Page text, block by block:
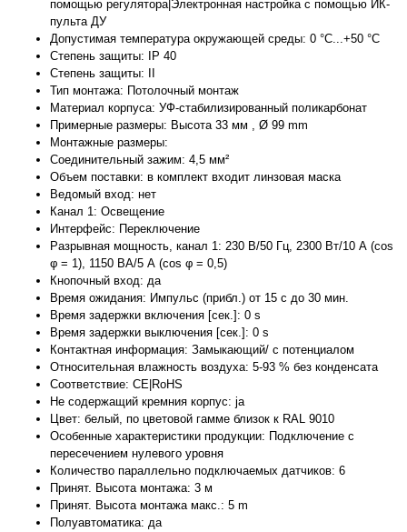
помощью регулятора|Электронная настройка с помощью ИК-
пульта ДУ
Допустимая температура окружающей среды: 0 °C...+50 °C
Степень защиты: IP 40
Степень защиты: II
Тип монтажа: Потолочный монтаж
Материал корпуса: УФ-стабилизированный поликарбонат
Примерные размеры: Высота 33 мм , Ø 99 mm
Монтажные размеры:
Соединительный зажим: 4,5 мм²
Объем поставки: в комплект входит линзовая маска
Ведомый вход: нет
Канал 1: Освещение
Интерфейс: Переключение
Разрывная мощность, канал 1: 230 В/50 Гц, 2300 Вт/10 А (cos
φ = 1), 1150 ВА/5 А (cos φ = 0,5)
Кнопочный вход: да
Время ожидания: Импульс (прибл.) от 15 с до 30 мин.
Время задержки включения [сек.]: 0 s
Время задержки выключения [сек.]: 0 s
Контактная информация: Замыкающий/ с потенциалом
Относительная влажность воздуха: 5-93 % без конденсата
Соответствие: CE|RoHS
Не содержащий кремния корпус: ja
Цвет: белый, по цветовой гамме близок к RAL 9010
Особенные характеристики продукции: Подключение с
пересечением нулевого уровня
Количество параллельно подключаемых датчиков: 6
Принят. Высота монтажа: 3 м
Принят. Высота монтажа макс.: 5 m
Полуавтоматика: да